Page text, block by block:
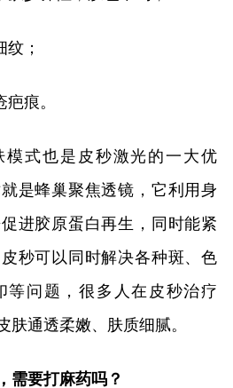
；
痕。
模式也是皮秒激光的一大优
是蜂巢聚焦透镜，它利用身
进胶原蛋白再生，同时能紧
秒可以同时解决各种斑、色
等问题，很多人在皮秒治疗
肤通透柔嫩、肤质细腻。
需要打麻药吗？